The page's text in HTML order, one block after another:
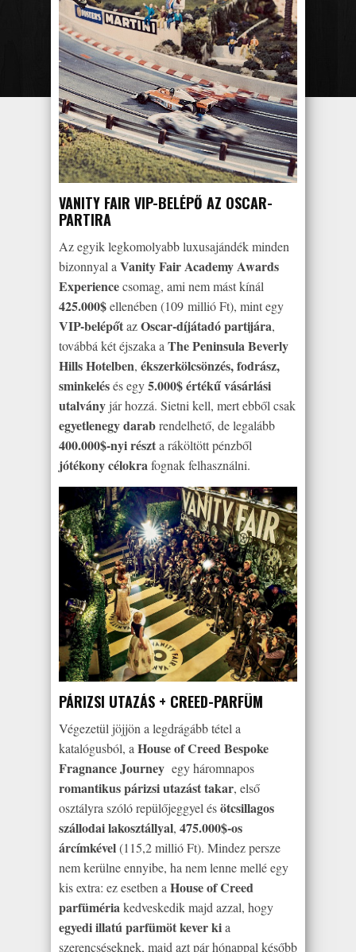
VANITY FAIR VIP-BELÉPŐ AZ OSCAR-
PARTIRA
Az egyik legkomolyabb luxusajándék minden
bizonnyal aVanity Fair Academy Awards
Experiencecsomag, ami nem mást kínál
425.000$ellenében (109 millió Ft), mint egy
VIP-belépőtazOscar-díjátadó partijára,
továbbá két éjszaka aThe Peninsula Beverly
Hills Hotelben, ékszerkölcsönzés, fodrász,
sminkelésés egy5.000$ értékű vásárlási
utalvány jár hozzá. Sietni kell, mert ebből csak
egyetlenegy darabrendelhető, de legalább
400.000$-nyi részta ráköltött pénzből
jótékony célokrafognak felhasználni.
PÁRIZSI UTAZÁS + CREED-PARFÜM
Végezetül jöjjön a legdrágább tétel a
katalógusból, a House of Creed Bespoke
Fragnance Journey egy háromnapos
romantikus párizsi utazást takar, első
osztályra szóló repülőjeggyel ésötcsillagos
szállodai lakosztállyal, 475.000$-os
árcímkével(115,2 millió Ft). Mindez persze
nem kerülne ennyibe, ha nem lenne mellé egy
kis extra: ez esetben a House of Creed
parfümériakedveskedik majd azzal, hogy
egyedi illatú parfümöt kever kia
szerencséseknek, majd azt pár hónappal később